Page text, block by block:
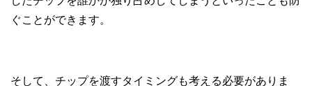
ぐことができます。
そして、チップを渡すタイミングも考える必要がありま